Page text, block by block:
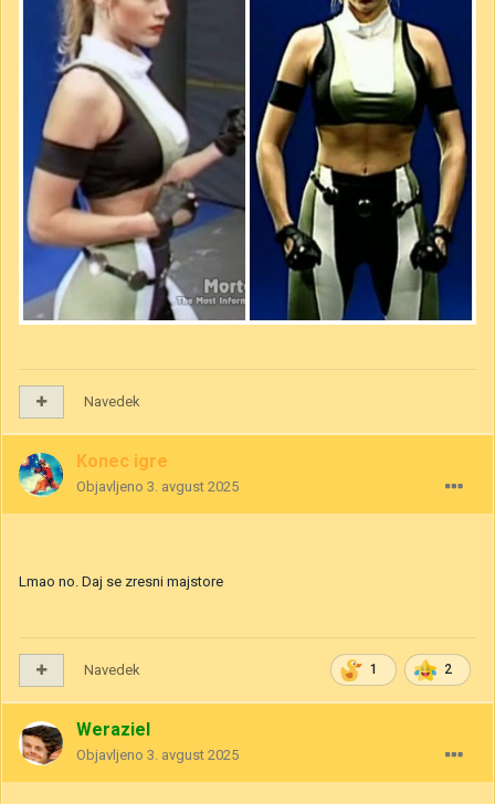
Navedek
Konec igre
Objavljeno 3. avgust 2025
Lmao no. Daj se zresni majstore
1 2
Navedek
Weraziel
Objavljeno 3. avgust 2025